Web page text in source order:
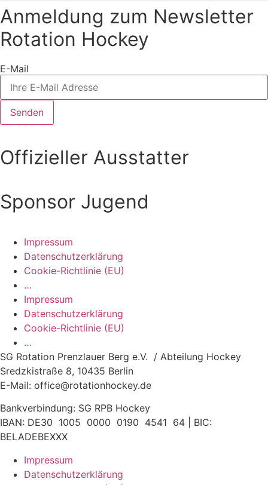
Anmeldung zum Newsletter
Rotation Hockey
E-Mail
Senden
Offizieller Ausstatter
Sponsor Jugend
Impressum
Datenschutzerklärung
Cookie-Richtlinie (EU)
…
Impressum
Datenschutzerklärung
Cookie-Richtlinie (EU)
…
SG Rotation Prenzlauer Berg e.V. / Abteilung Hockey
Sredzkistraße 8, 10435 Berlin
E-Mail: office@rotationhockey.de
Bankverbindung: SG RPB Hockey
IBAN: DE30 1005 0000 0190 4541 64 | BIC:
BELADEBEXXX
Impressum
Datenschutzerklärung